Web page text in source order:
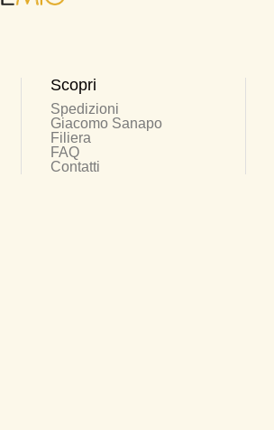
Scopri
Spedizioni
Giacomo Sanapo
Filiera
FAQ
Contatti